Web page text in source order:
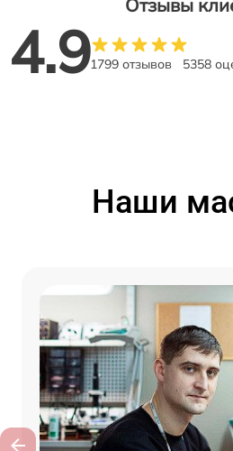
Отзывы
4.91799 отзывов 5358
Наши